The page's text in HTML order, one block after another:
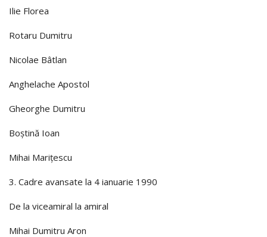
Ilie Florea
Rotaru Dumitru
Nicolae Bâtlan
Anghelache Apostol
Gheorghe Dumitru
Boştină Ioan
Mihai Mariţescu
3. Cadre avansate la 4 ianuarie 1990
De la viceamiral la amiral
Mihai Dumitru Aron